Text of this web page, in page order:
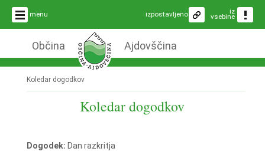
menu iz
vsebine
izpostavljeno
Občina Ajdovščina
Koledar dogodkov
Koledar dogodkov
Dogodek: Dan razkritja